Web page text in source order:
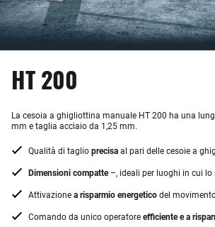
HT 200
La cesoia a ghigliottina manuale HT 200 ha una
mm e taglia acciaio da 1,25 mm.
Qualità di taglio precisa al pari delle cesoie a
Dimensioni compatte–, ideali per luoghi in cui
Attivazione a risparmio energetico del
Comando da unico operatore efficiente e a